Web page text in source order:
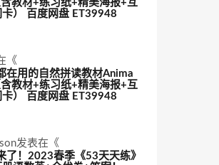
含教材+练习纸+精美海报+互
） 百度网盘 ET39948
《
在用的自然拼读教材Anima
含教材+练习纸+精美海报+互
） 百度网盘 ET39948
发表在《
了！2023春季《53天天练》